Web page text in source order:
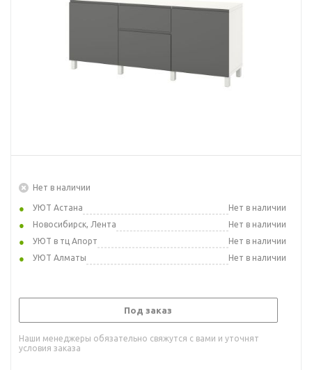
Нет в наличии
УЮТ Астана
Нет в наличии
Новосибирск, Лента
Нет в наличии
УЮТ в тц Апорт
Нет в наличии
УЮТ Алматы
Нет в наличии
Под заказ
Наши менеджеры обязательно свяжутся с вами и уточнят
условия заказа